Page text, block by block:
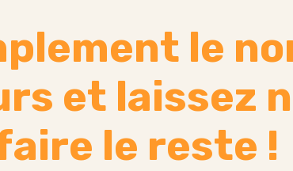
le
et laissez
le reste !